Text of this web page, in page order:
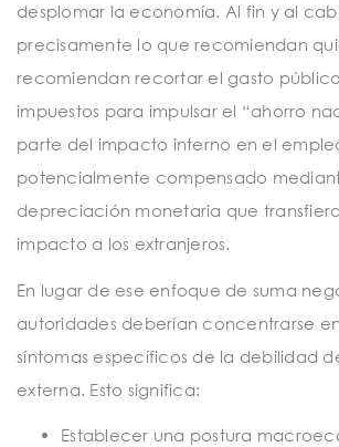
desplomar la economía. Al fin y al
precisamente lo que recomiendan
recomiendan recortar el gasto público
impuestos para impulsar el “ahorro
parte del impacto interno en el
potencialmente compensado
depreciación monetaria que
impacto a los extranjeros.
En lugar de ese enfoque de suma
autoridades deberían concentrarse
síntomas específicos de la debilidad
externa. Esto significa:
Establecer una postura